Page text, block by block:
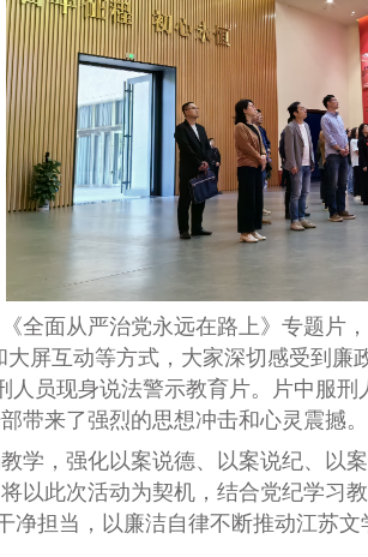
全面从严治党永远在路上》专题片，
屏互动等方式， 大家深切感受到廉
人员现身说法警示教育片。片中服
带来了强烈的思想冲击和心灵震撼。
学，强化以案说德、以案说纪、以
以此次活动为契机，结合党纪学习
净担当，以廉洁自律不断推动江苏文